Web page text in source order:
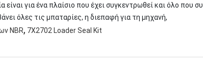
για ένα πλαίσιο που έχει συγκεντρωθεί και όλο που
όλες τις μπαταρίες, η διεπαφή για τη μηχανή,
NBR, 7X2702 Loader Seal Kit